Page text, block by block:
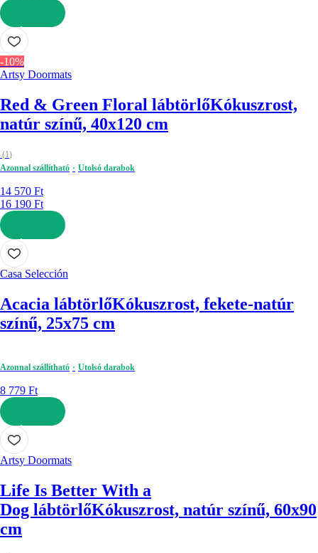
KOSÁRBA
-10%
Artsy Doormats
Red & Green Floral lábtörlőKókuszrost,
natúr színű, 40x120 cm
(1)
Azonnal szállítható
Utolsó darabok
14 570 Ft
16 190 Ft
KOSÁRBA
Casa Selección
Acacia lábtörlőKókuszrost, fekete-natúr
színű, 25x75 cm
Azonnal szállítható Utolsó darabok
8 779 Ft
KOSÁRBA
Artsy Doormats
Life Is Better With a
Dog lábtörlőKókuszrost, natúr színű, 60x90
cm